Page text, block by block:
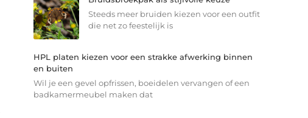
Steeds meer bruiden kiezen voor een outfit
die net zo feestelijk is
HPL platen kiezen voor een strakke afwerking binnen
en buiten
Wil je een gevel opfrissen, boeidelen vervangen of een
badkamermeubel maken dat